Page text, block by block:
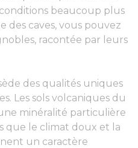
beaucoup plus
des caves, vous pouvez
racontée par leurs
des qualités uniques
Les sols volcaniques du
minéralité particulière
que le climat doux et la
un caractère